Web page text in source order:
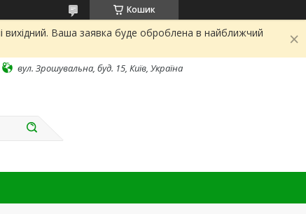
Кошик
вихідний. Ваша заявка буде оброблена в найближчий
вул. Зрошувальна, буд. 15, Київ, Україна